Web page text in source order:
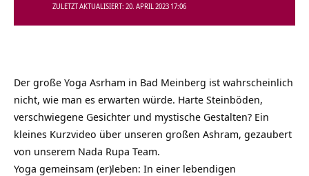
ZULETZT AKTUALISIERT: 20. APRIL 2023 17:06
Der große Yoga Asrham in Bad Meinberg ist wahrscheinlich
nicht, wie man es erwarten würde. Harte Steinböden,
verschwiegene Gesichter und mystische Gestalten? Ein
kleines Kurzvideo über unseren großen Ashram, gezaubert
von unserem Nada Rupa Team.
Yoga gemeinsam (er)leben: In einer lebendigen